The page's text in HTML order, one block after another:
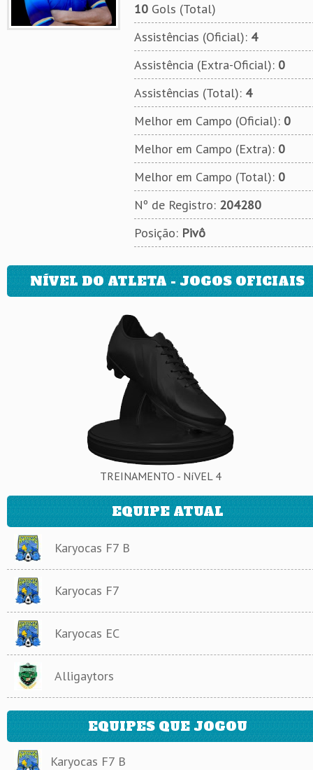
10Gols (Total)
Assistências (Oficial): 4
Assistência (Extra-Oficial): 0
Assistências (Total): 4
Melhor em Campo (Oficial): 0
Melhor em Campo (Extra): 0
Melhor em Campo (Total): 0
Nº de Registro: 204280
Posição: Pivô
NÍVEL DO ATLETA - JOGOS OFICIAIS
TREINAMENTO - NíVEL 4
EQUIPE ATUAL
Karyocas F7 B
Karyocas F7
Karyocas EC
Alligaytors
EQUIPES QUE JOGOU
Karyocas F7 B